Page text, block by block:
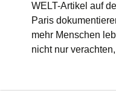
WELT-Artikel auf
Paris
mehr Menschen
nicht nur